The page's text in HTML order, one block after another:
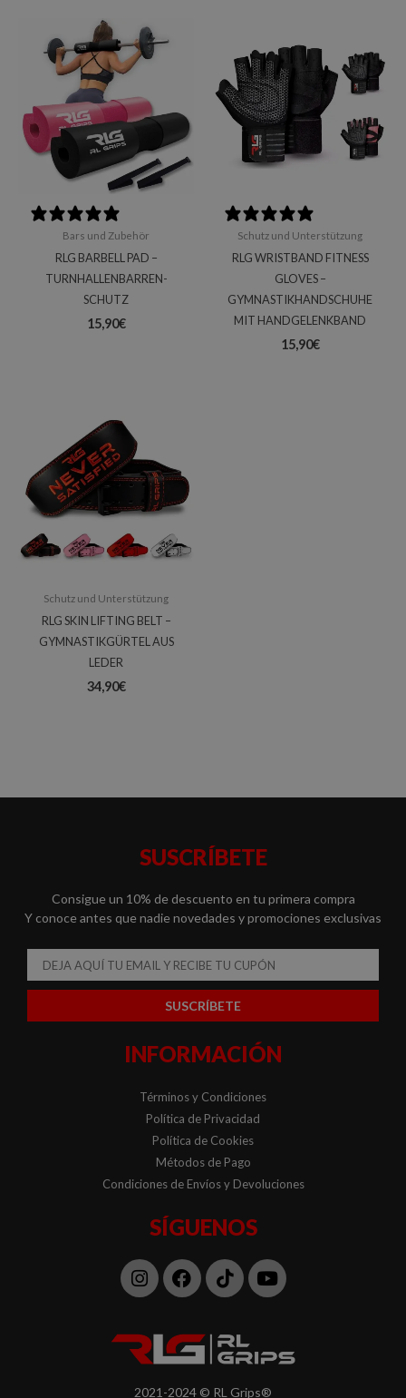
Bars und Zubehör
RLG BARBELL PAD –
TURNHALLENBARREN-
SCHUTZ
15,90€
Schutz und Unterstützung
RLG WRISTBAND FITNESS
GLOVES –
GYMNASTIKHANDSCHUHE
MIT HANDGELENKBAND
15,90€
Schutz und Unterstützung
RLG SKIN LIFTING BELT –
GYMNASTIKGÜRTEL AUS
LEDER
34,90€
2021-2024 © RL Grips®
SÍGUENOS
Instagram
Facebook
TiktokYoutube
INFORMACIÓN
Términos y Condiciones
Política de Privacidad
Política de Cookies
Métodos de Pago
Condiciones de Envíos y Devoluciones
SUSCRÍBETE
Consigue un 10% de descuento en tu primera compra
Y conoce antes que nadie novedades y promociones exclusivas
SUSCRÍBETE